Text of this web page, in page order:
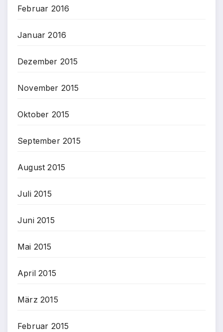
Februar 2016
Januar 2016
Dezember 2015
November 2015
Oktober 2015
September 2015
August 2015
Juli 2015
Juni 2015
Mai 2015
April 2015
März 2015
Februar 2015